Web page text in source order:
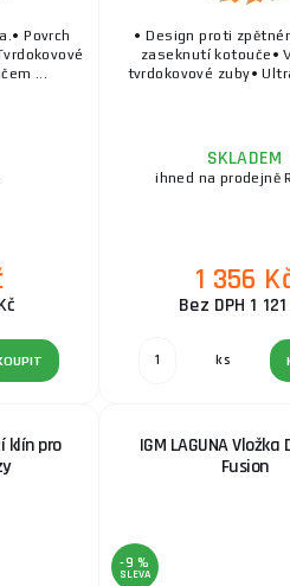
Povrch
...
• Design proti
zaseknutí kotouče•
tvrdokovové zuby•
SKLADEM
ihned na prodejně
1 356
Bez DPH 1
ks
klín pro
IGM LAGUNA Vložka
Fusion
-9 %
SLEVA